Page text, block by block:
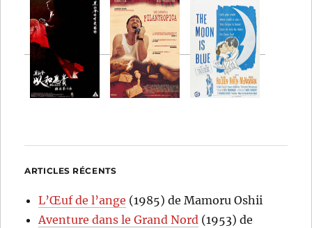
ARTICLES RÉCENTS
L’Œuf de l’ange (1985) de Mamoru Oshii
Aventure dans le Grand Nord (1953) de